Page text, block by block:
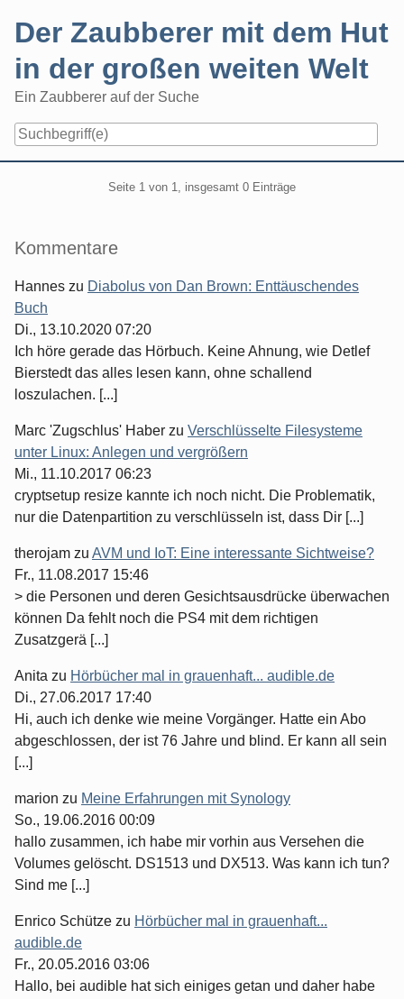
Der Zaubberer mit dem Hut
in der großen weiten Welt
Ein Zaubberer auf der Suche
Seite 1 von 1, insgesamt 0 Einträge
Seitenleiste
Kommentare
Hannes zu Diabolus von Dan Brown: Enttäuschendes
Buch
Di., 13.10.2020 07:20
Ich höre gerade das Hörbuch. Keine Ahnung, wie Detlef
Bierstedt das alles lesen kann, ohne schallend
loszulachen. [...]
Marc 'Zugschlus' Haber zu Verschlüsselte Filesysteme
unter Linux: Anlegen und vergrößern
Mi., 11.10.2017 06:23
cryptsetup resize kannte ich noch nicht. Die Problematik,
nur die Datenpartition zu verschlüsseln ist, dass Dir [...]
therojam zu AVM und IoT: Eine interessante Sichtweise?
Fr., 11.08.2017 15:46
> die Personen und deren Gesichtsausdrücke überwachen
können Da fehlt noch die PS4 mit dem richtigen
Zusatzgerä [...]
Anita zu Hörbücher mal in grauenhaft... audible.de
Di., 27.06.2017 17:40
Hi, auch ich denke wie meine Vorgänger. Hatte ein Abo
abgeschlossen, der ist 76 Jahre und blind. Er kann all sein
[...]
marion zu Meine Erfahrungen mit Synology
So., 19.06.2016 00:09
hallo zusammen, ich habe mir vorhin aus Versehen die
Volumes gelöscht. DS1513 und DX513. Was kann ich tun?
Sind me [...]
Enrico Schütze zu Hörbücher mal in grauenhaft...
audible.de
Fr., 20.05.2016 03:06
Hallo, bei audible hat sich einiges getan und daher habe